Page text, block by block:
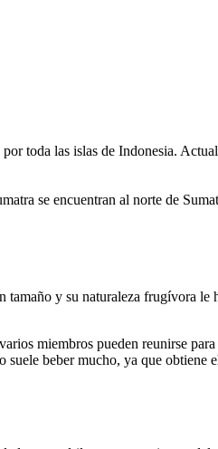
toda las islas de Indonesia.
se encuentran al norte de
y su naturaleza frugívora
miembros pueden reunirse
beber mucho, ya que obtiene